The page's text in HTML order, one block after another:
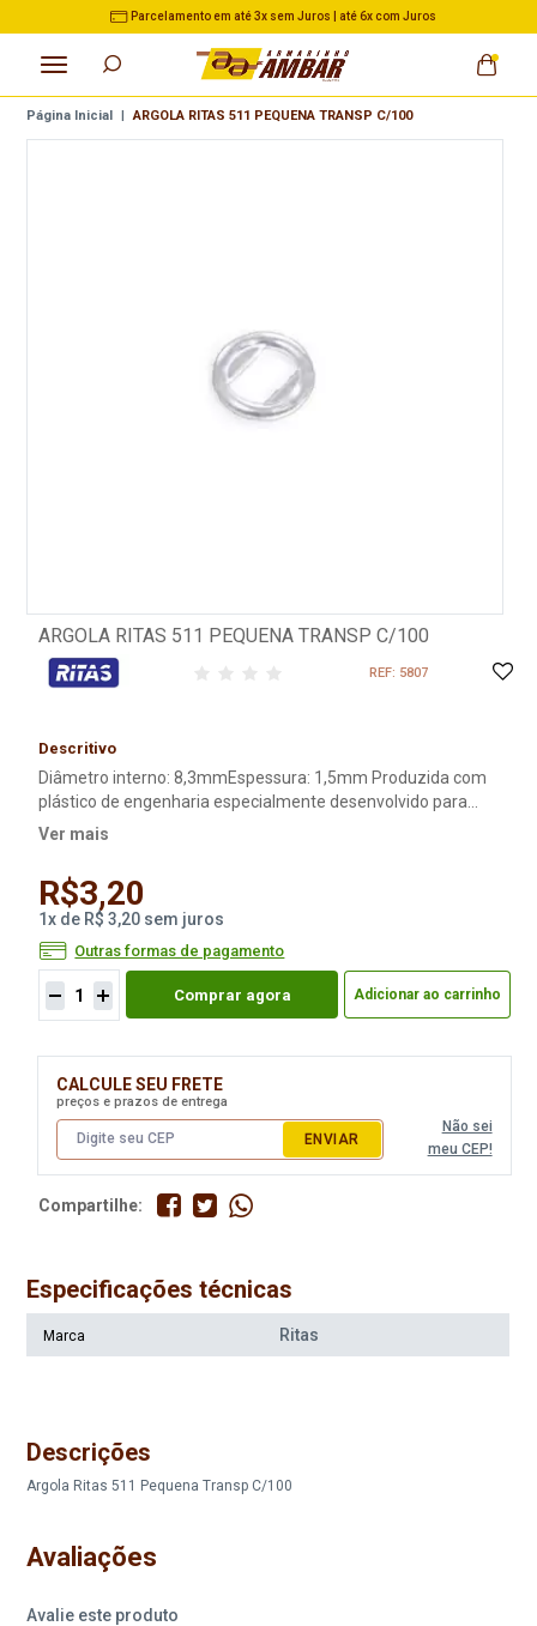
Parcelamento em até 3x sem Juros | até 6x com Juros
Página Inicial | ARGOLA RITAS 511 PEQUENA TRANSP C/100
ARGOLA RITAS 511 PEQUENA TRANSP C/100
REF: 5807
Descritivo
Diâmetro interno: 8,3mmEspessura: 1,5mm Produzida com
plástico de engenharia especialmente desenvolvido para
suportar a diferentes necessidades do dia a dia da mulher.
qualidade.
Ver mais
R$3,20
1x de R$ 3,20 sem juros
Outras formas de pagamento
Comprar agora Adicionar ao carrinho
CALCULE SEU FRETE
preços e prazos de entrega
ENVIAR
Não sei
meu CEP!
Compartilhe:
Especificações técnicas
Marca Ritas
Descrições
Argola Ritas 511 Pequena Transp C/100
Avaliações
Avalie este produto